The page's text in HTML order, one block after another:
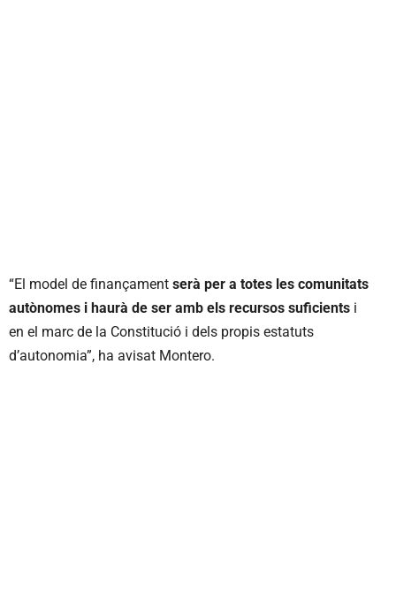
“El model de finançament serà per a totes les comunitats
autònomes i haurà de ser amb els recursos suficients i
en el marc de la Constitució i dels propis estatuts
d’autonomia”, ha avisat Montero.